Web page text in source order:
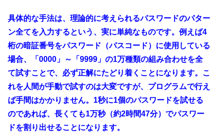
具体的な手法は、理論的に考えられるパスワードのパター
ン全てを入力するという、実に単純なものです。例えば4
桁の暗証番号をパスワード（パスコード）に使用している
場合、「0000」～「9999」の1万種類の組み合わせを全
て試すことで、必ず正解にたどり着くことになります。こ
れを人間が手動で試すのは大変ですが、プログラムで行え
ば手間はかかりません。1秒に1個のパスワードを試せる
のであれば、長くても1万秒（約2時間47分）でパスワー
ドを割り出せることになります。